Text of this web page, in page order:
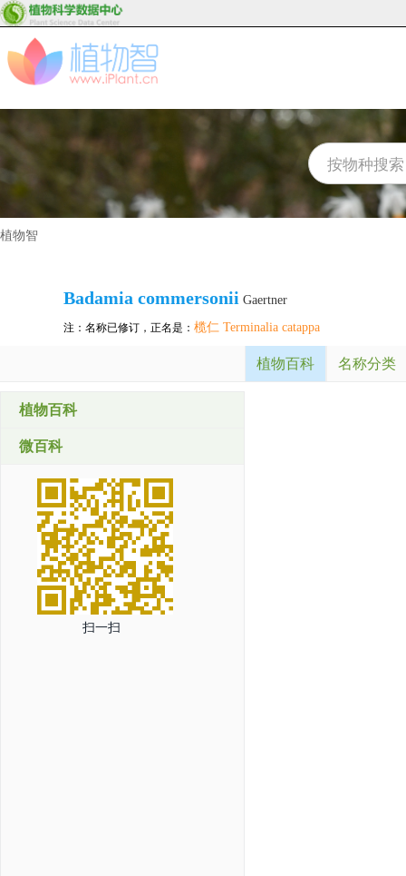
植物智
Badamia commersonii Gaertner
注：名称已修订，正名是： 榄仁 Terminalia catappa
植物百科 名称分类
植物百科
微百科
扫一扫